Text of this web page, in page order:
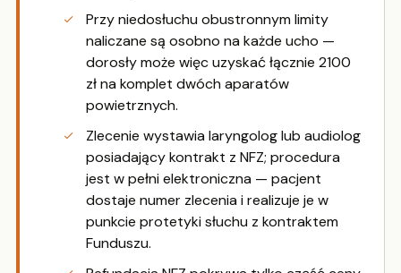
Przy niedosłuchu obustronnym limity
naliczane są osobno na każde ucho —
dorosły może więc uzyskać łącznie 2100
zł na komplet dwóch aparatów
powietrznych.
Zlecenie wystawia laryngolog lub audiolog
posiadający kontrakt z NFZ; procedura
jest w pełni elektroniczna — pacjent
dostaje numer zlecenia i realizuje je w
punkcie protetyki słuchu z kontraktem
Funduszu.